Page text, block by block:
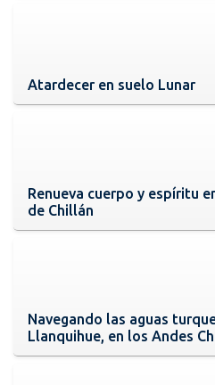
Atardecer en suelo Lunar
Renueva cuerpo y espíritu
de Chillán
Navegando las aguas
Llanquihue, en los Andes